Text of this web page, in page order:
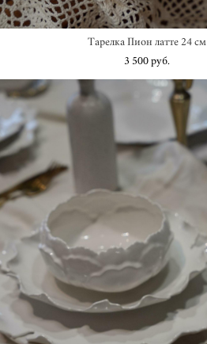
Тарелка Пион латте 24 см
3 500 pуб.